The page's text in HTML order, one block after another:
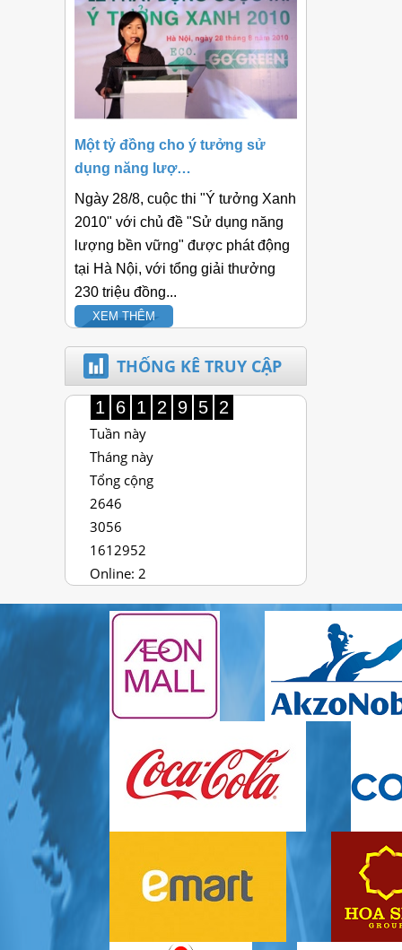
Một tỷ đồng cho ý tưởng sử
dụng năng lượ…
Ngày 28/8, cuộc thi "Ý tưởng Xanh
2010" với chủ đề "Sử dụng năng
lượng bền vững" được phát động
tại Hà Nội, với tổng giải thưởng
230 triệu đồng...
XEM THÊM
THỐNG KÊ TRUY CẬP
1 6 1 2 9 5 2
Tuần này
Tháng này
Tổng cộng
2646
3056
1612952
Online: 2